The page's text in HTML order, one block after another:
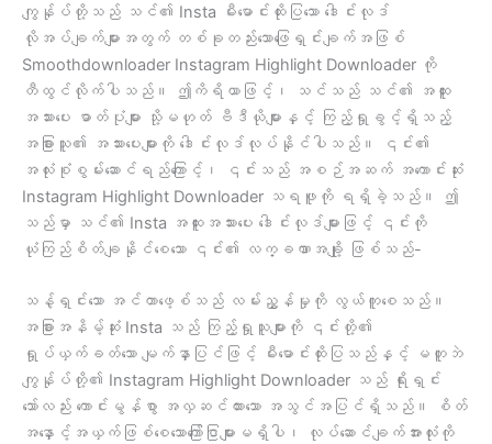
ကျွန်ုပ်တို့သည် သင်၏ Insta မီးမောင်းထိုးပြသော ဒေါင်းလုဒ်
လိုအပ်ချက်များအတွက် တစ်ခုတည်းသောဖြေရှင်းချက်အဖြစ်
Smoothdownloader Instagram Highlight Downloader ကို
တီထွင်လိုက်ပါသည်။ ဤကိရိယာဖြင့်၊ သင်သည် သင်၏ အထူး
အသားပေး ဓာတ်ပုံများ သို့မဟုတ် ဗီဒီယိုများနှင့် ကြည့်ရှုခွင့်ရှိသည့်
အခြားသူ၏ အသားပေးများကို ဒေါင်းလုဒ်လုပ်နိုင်ပါသည်။ ၎င်း၏
အလုံးစုံစွမ်းဆောင်ရည်ကြောင့်၊ ၎င်းသည် အစဉ်အဆက် အကောင်းဆုံး
Instagram Highlight Downloader သရဖူကို ရရှိခဲ့သည်။ ဤ
သည်မှာ သင်၏ Insta အထူးအသားပေး ဒေါင်းလုဒ်များဖြင့် ၎င်းကို
ယုံကြည်စိတ်ချနိုင်စေသော ၎င်း၏ လက္ခဏာအချို့ ဖြစ်သည်-
သန့်ရှင်းသော အင်တာဖေ့စ်သည် လမ်းညွှန်မှုကို လွယ်ကူစေသည်။
အခြားအနိမ့်ဆုံး Insta သည် ကြည့်ရှုသူများကို ၎င်းတို့၏
ရှုပ်ယှက်ခတ်သော မျက်နှာပြင်ဖြင့် မီးမောင်းထိုးပြသည်နှင့် မတူဘဲ
ကျွန်ုပ်တို့၏ Instagram Highlight Downloader သည် ရိုးရှင်း
သော်လည်း ကောင်းမွန်စွာ အလှဆင်ထားသော အသွင်အပြင်ရှိသည်။ စိတ်
အနှောင့်အယှက်ဖြစ်စေသောကြော်ငြာများမရှိပါ၊ လုပ်ဆောင်ချက်အားလုံးကို